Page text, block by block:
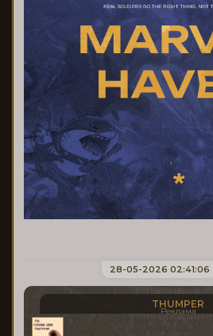
28-05-2026 02:41:06
THUMPER
Реклама